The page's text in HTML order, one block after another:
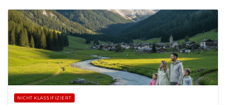
NICHT KLASSIFIZIERT